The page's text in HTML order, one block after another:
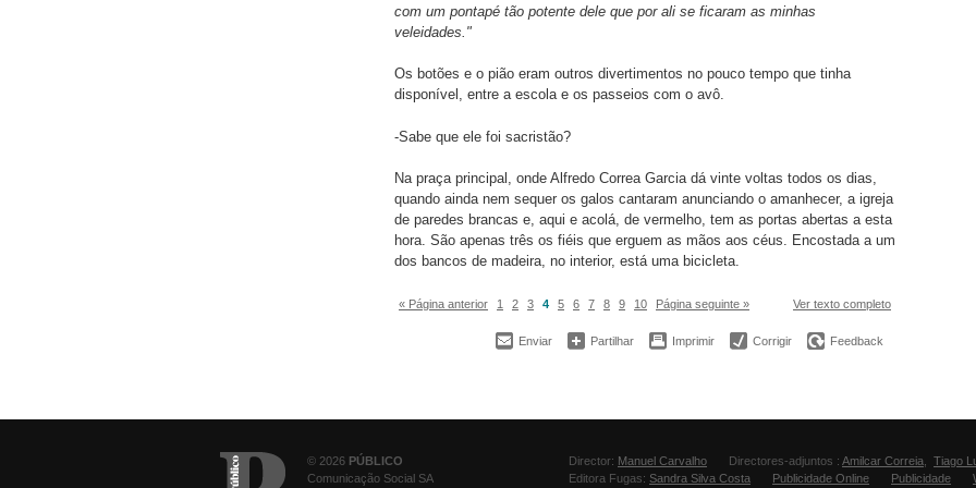
com um pontapé tão potente dele que por ali se ficaram as minhas
veleidades."
Os botões e o pião eram outros divertimentos no pouco tempo que tinha
disponível, entre a escola e os passeios com o avô.
-Sabe que ele foi sacristão?
Na praça principal, onde Alfredo Correa Garcia dá vinte voltas todos os dias,
quando ainda nem sequer os galos cantaram anunciando o amanhecer, a igreja
de paredes brancas e, aqui e acolá, de vermelho, tem as portas abertas a esta
hora. São apenas três os fiéis que erguem as mãos aos céus. Encostada a um
dos bancos de madeira, no interior, está uma bicicleta.
« Página anterior 1 2 3 4 5 6 7 8 9 10 Página seguinte » Ver texto completo
Enviar Partilhar Imprimir Corrigir Feedback
© 2026 PÚBLICO
Comunicação Social SA
Director: Manuel Carvalho Directores-adjuntos : Amilcar Correia Tiago
Editora Fugas: Sandra Silva Costa Publicidade Online Publicidade